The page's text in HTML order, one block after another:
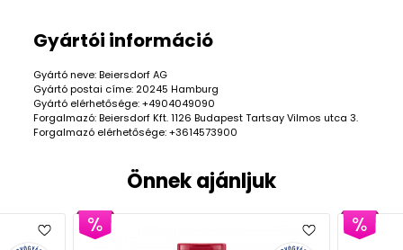
Gyártói információ
Gyártó neve: Beiersdorf AG
Gyártó postai címe: 20245 Hamburg
Gyártó elérhetősége: +4904049090
Forgalmazó: Beiersdorf Kft. 1126 Budapest Tartsay Vilmos utca 3.
Forgalmazó elérhetősége: +3614573900
Önnek ajánljuk